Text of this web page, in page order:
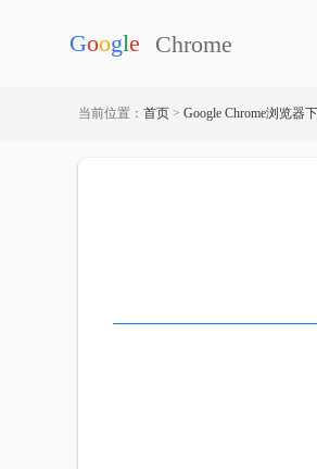
当前位置： 首页 > Google Chrome浏览器